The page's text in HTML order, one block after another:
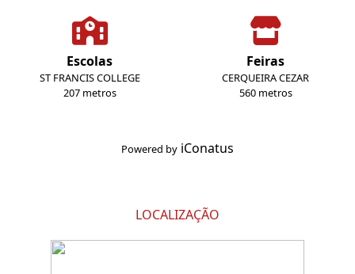
Escolas
ST FRANCIS COLLEGE
207 metros
Feiras
CERQUEIRA CEZAR
560 metros
Powered by iConatus
LOCALIZAÇÃO